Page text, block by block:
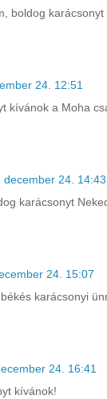
boldog
24. 12:51
kívánok a Moha
december 24. 14:43
karácsonyt
24. 15:07
karácsonyi
24. 16:41
kívánok!